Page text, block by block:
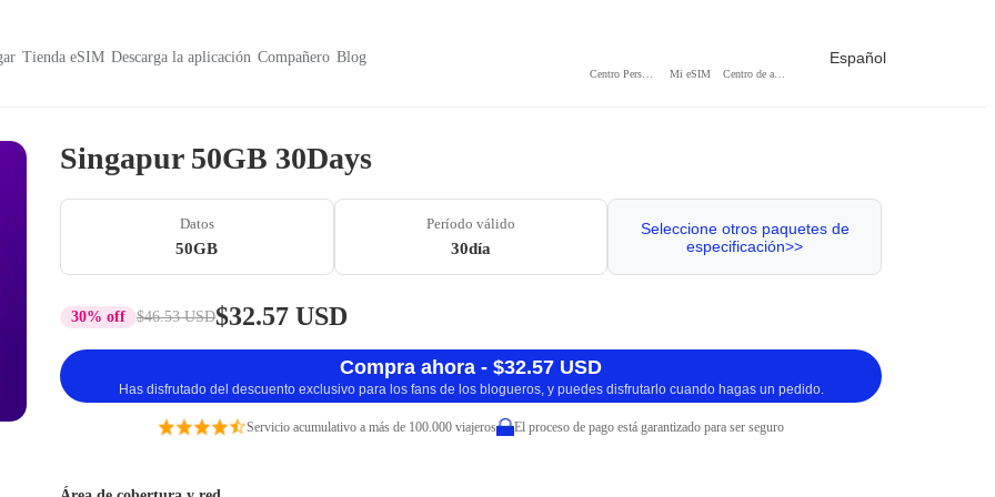
Tienda eSIM Descarga la aplicación Compañero Blog
Mi eSIM
Español
Singapur 50GB 30Days
Datos
50GB
Período válido
30día
Seleccione otros paquetes de
especificación>>
30% off $46.53 USD$32.57 USD
Compra ahora - $32.57 USD
Has disfrutado del descuento exclusivo para los fans de los blogueros, y puedes disfrutarlo cuando hagas un pedido.
Servicio acumulativo a más de 100.000 viajeros El proceso de pago está garantizado para ser seguro